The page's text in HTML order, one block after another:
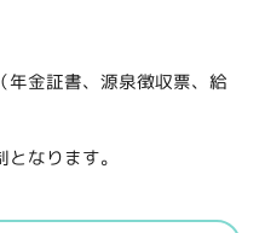
金証書、源泉徴収票、給
なります。